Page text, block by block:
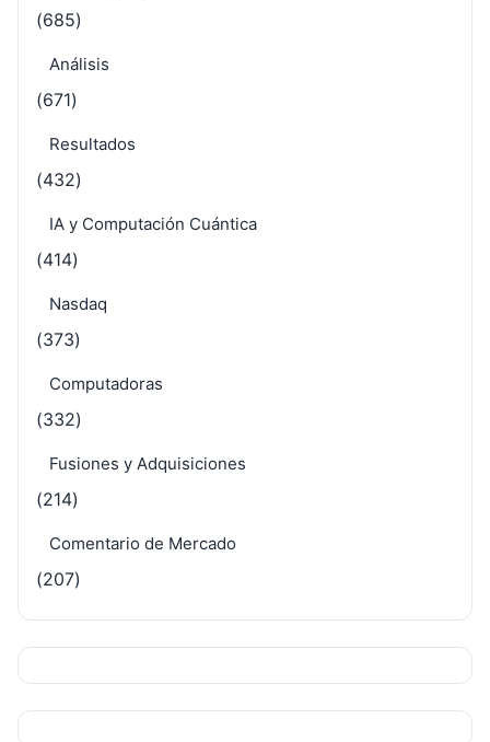
(685)
Análisis
(671)
Resultados
(432)
IA y Computación Cuántica
(414)
Nasdaq
(373)
Computadoras
(332)
Fusiones y Adquisiciones
(214)
Comentario de Mercado
(207)